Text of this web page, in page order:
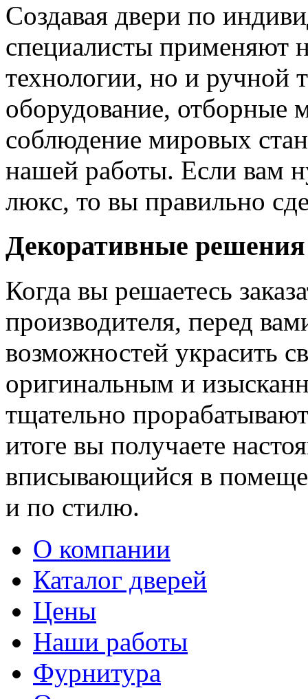
Создавая двери по
специалисты применяют
технологии, но и ручной
оборудование, отборные
соблюдение мировых
нашей работы. Если вам
люкс, то вы правильно
Декоративные решения
Когда вы решаетесь
производителя, перед
возможностей украсить
оригинальным и
тщательно
итоге вы получаете
вписывающийся в
и по стилю.
О компании
Каталог дверей
Цены
Наши работы
Фурнитура